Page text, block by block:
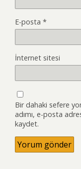
E-posta *
İnternet sitesi
Bir dahaki sefere
adımı, e-posta
kaydet.